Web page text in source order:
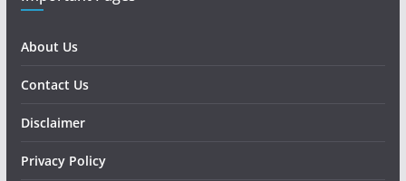
About Us
Contact Us
Disclaimer
Privacy Policy